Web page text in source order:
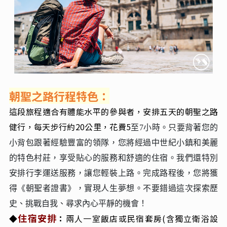
朝聖之路行程特色：
這段旅程適合有體能水平的參與者，安排五天的朝聖之路
健行，每天步行約20公里，花費5至7小時。只要背著您的
小背包跟著經驗豐富的領隊，您將經過中世紀小鎮和美麗
的特色村莊，享受貼心的服務和舒適的住宿。我們還特別
安排行李運送服務，讓您輕裝上路。完成路程後，您將獲
得《朝聖者證書》，實現人生夢想。不要錯過這次探索歷
史、挑戰自我、尋求內心平靜的機會！
◆住宿安排 ： 兩人一室飯店或民宿套房(含獨立衛浴設